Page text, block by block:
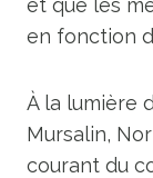
et que les
en fonction
À la lumière
Mursalin,
courant du